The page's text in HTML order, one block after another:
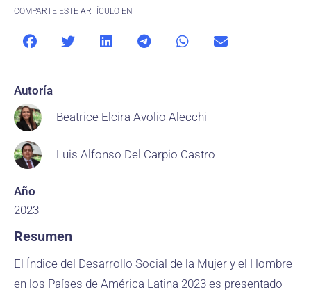
COMPARTE ESTE ARTÍCULO EN
Autoría
Beatrice Elcira Avolio Alecchi
Luis Alfonso Del Carpio Castro
Año
2023
Resumen
El Índice del Desarrollo Social de la Mujer y el Hombre
en los Países de América Latina 2023 es presentado